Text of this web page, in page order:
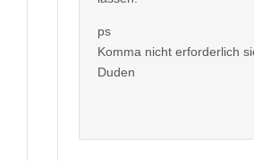
ps
Komma nicht erforderlich
Duden